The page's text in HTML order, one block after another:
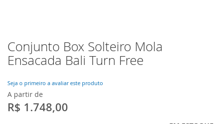
Saltar
para
o
da
Galeria
de
imagens
Conjunto Box Solteiro Mola
Ensacada Bali Turn Free
Seja o primeiro a avaliar este produto
A partir de
R$ 1.748,00